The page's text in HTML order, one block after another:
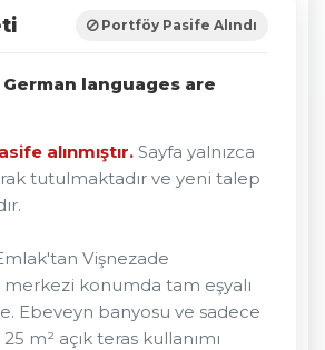
102 m² Brüt
Konuma Git
Portföy Pasife Alındı
languages are
alınmıştır. Sayfa yalnızca
tutulmaktadır ve yeni talep
Vişnezade
konumda tam eşyalı
Ebeveyn banyosu ve sadece
m² açık teras kullanımı